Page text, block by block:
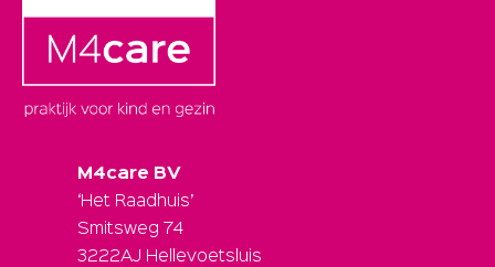
M4care BV
‘Het Raadhuis’
Smitsweg 74
3222AJ Hellevoetsluis